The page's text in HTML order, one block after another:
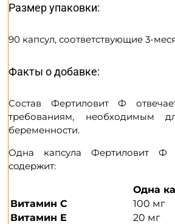
Размер упаковки:
90 капсул, соответствующие 3-
Факты о добавке:
Состав Фертиловит Ф
требованиям, необходимым
беременности.
Одна капсула Фертиловит Ф
coдержит:
Одна
Витамин C
100 мг
Витамин E
20 мг